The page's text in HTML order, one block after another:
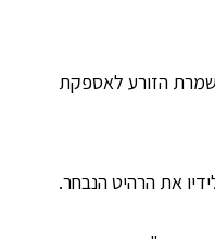
שמרת הזורע לאספקת
את הרהיט הנבחר.